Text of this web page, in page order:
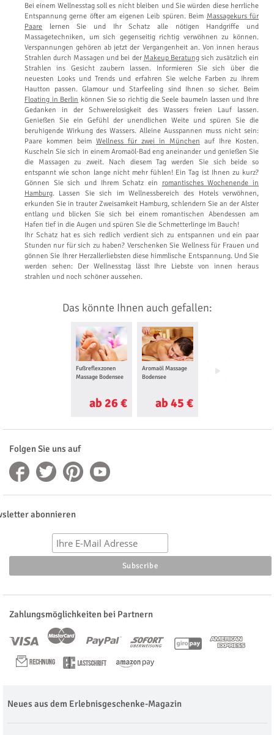
Bei einem Wellnesstag soll es nicht bleiben und Sie würden diese herrliche
Entspannung gerne öfter am eigenen Leib spüren. Beim Massagekurs für
Paare lernen Sie und Ihr Schatz alle nötigen Handgriffe und
Massagetechniken, um sich gegenseitig richtig verwöhnen zu können.
Verspannungen gehören ab jetzt der Vergangenheit an. Von innen heraus
Strahlen durch Massagen und bei der Makeup Beratungsich zusätzlich ein
Strahlen ins Gesicht zaubern lassen. Informieren Sie sich über die
neuesten Looks und Trends und erfahren Sie welche Farben zu Ihrem
Hautton passen. Glamour und Starfeeling sind Ihnen so sicher. Beim
Floating in Berlin können Sie so richtig die Seele baumeln lassen und Ihre
Gedanken in der Schwerelosigkeit des Wassers freien Lauf lassen.
Genießen Sie ein Gefühl der unendlichen Weite und spüren Sie die
beruhigende Wirkung des Wassers. Alleine Ausspannen muss nicht sein:
Paare kommen beim Wellness für zwei in München auf Ihre Kosten.
Kuscheln Sie sich in einem Aromaöl-Bad eng aneinander und genießen Sie
die Massagen zu zweit. Nach diesem Tag werden Sie sich beide so
entspannt wie schon lange nicht mehr fühlen! Ein Tag ist Ihnen zu kurz?
Gönnen Sie sich und Ihrem Schatz ein romantisches Wochenende in
Hamburg. Lassen Sie sich im Wellnessbereich des Hotels verwöhnen,
erkunden Sie in trauter Zweisamkeit Hamburg, schlendern Sie an der Alster
entlang und blicken Sie sich bei einem romantischen Abendessen am
Hafen tief in die Augen und spüren Sie die Schmetterlinge im Bauch!
Ihr Schatz hat es sich redlich verdient sich zu entspannen und ein paar
Stunden nur für sich zu haben? Verschenken Sie Wellness für Frauen und
gönnen Sie Ihrer Herzallerliebsten diese himmlische Entspannung. Und Sie
werden sehen: Der Wellnesstag lässt Ihre Liebste von innen heraus
strahlen und noch schöner aussehen.
Das könnte Ihnen auch gefallen:
Fußreflexzonen
Massage Bodensee
ab 26 €
Aromaöl Massage
Bodensee
ab 45 €
Shiatsu Massage
Folgen Sie uns auf
abonnieren
Zahlungsmöglichkeiten bei Partnern
Neues aus dem Erlebnisgeschenke-Magazin